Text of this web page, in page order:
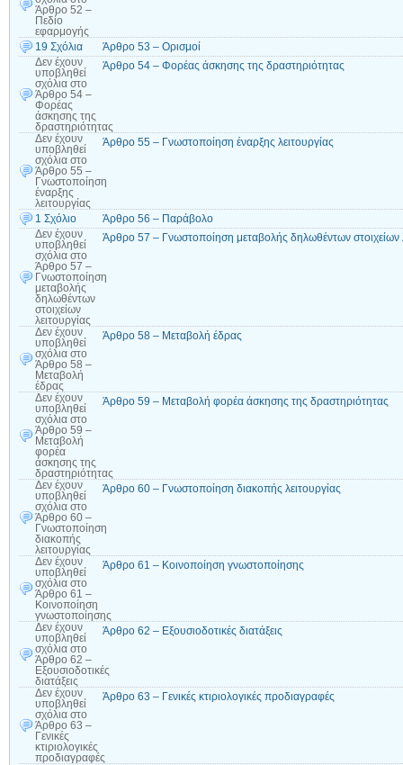
Άρθρο 52 –
Πεδίο
εφαρμογής
19 Σχόλια
Άρθρο 53 – Ορισμοί
Δεν έχουν
υποβληθεί
σχόλια στο
Άρθρο 54 –
Φορέας
άσκησης της
δραστηριότητας
Άρθρο 54 – Φορέας άσκησης της δραστηριότητας
Δεν έχουν
υποβληθεί
σχόλια στο
Άρθρο 55 –
Γνωστοποίηση
έναρξης
λειτουργίας
Άρθρο 55 – Γνωστοποίηση έναρξης λειτουργίας
1 Σχόλιο
Άρθρο 56 – Παράβολο
Δεν έχουν
υποβληθεί
σχόλια στο
Άρθρο 57 –
Γνωστοποίηση
μεταβολής
δηλωθέντων
στοιχείων
λειτουργίας
Άρθρο 57 – Γνωστοποίηση μεταβολής δηλωθέντων στοιχείων
Δεν έχουν
υποβληθεί
σχόλια στο
Άρθρο 58 –
Μεταβολή
έδρας
Άρθρο 58 – Μεταβολή έδρας
Δεν έχουν
υποβληθεί
σχόλια στο
Άρθρο 59 –
Μεταβολή
φορέα
άσκησης της
δραστηριότητας
Άρθρο 59 – Μεταβολή φορέα άσκησης της δραστηριότητας
Δεν έχουν
υποβληθεί
σχόλια στο
Άρθρο 60 –
Γνωστοποίηση
διακοπής
λειτουργίας
Άρθρο 60 – Γνωστοποίηση διακοπής λειτουργίας
Δεν έχουν
υποβληθεί
σχόλια στο
Άρθρο 61 –
Κοινοποίηση
γνωστοποίησης
Άρθρο 61 – Κοινοποίηση γνωστοποίησης
Δεν έχουν
υποβληθεί
σχόλια στο
Άρθρο 62 –
Εξουσιοδοτικές
διατάξεις
Άρθρο 62 – Εξουσιοδοτικές διατάξεις
Δεν έχουν
υποβληθεί
σχόλια στο
Άρθρο 63 –
Γενικές
κτιριολογικές
προδιαγραφές
Άρθρο 63 – Γενικές κτιριολογικές προδιαγραφές